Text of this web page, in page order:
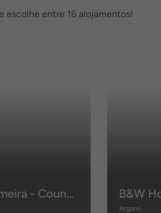
escolhe entre 16 alojamentos!
Quinta da Palmeira - Country House Retreat & Spa B&W
Arganil